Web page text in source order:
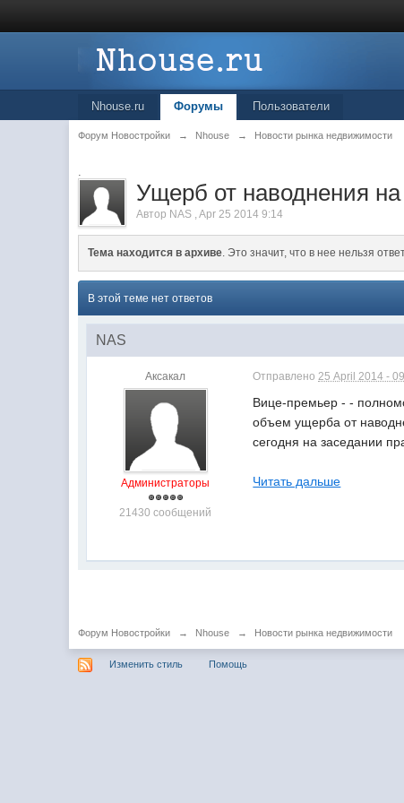
Nhouse.ru Форумы Пользователи
Форум Новостройки → Nhouse → Новости рынка недвижимости
.
Ущерб от наводнения
Автор NAS ,Apr 25 2014 9:14
Тема находится в архиве. Это значит, что в нее нельзя
В этой теме нет ответов
NAS
Аксакал
Администраторы
21430 сообщений
Отправлено25 April 2014 -
Вице-премьер - -
объем ущерба от
сегодня на заседании
Читать дальше
Форум Новостройки → Nhouse → Новости рынка недвижимости
Изменить стиль Помощь